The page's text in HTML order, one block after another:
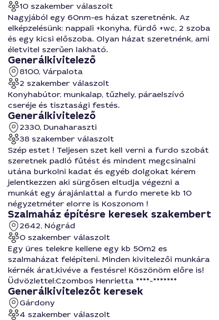
10 szakember válaszolt
Nagyjából egy 60nm-es házat szeretnénk. Az
elképzelésünk: nappali +konyha, fürdő +wc, 2 szoba
és egy kicsi előszoba. Olyan házat szeretnénk, ami
életvitel szerűen lakható.
Generálkivitelező
8100, Várpalota
2 szakember válaszolt
Konyhabútor, munkalap, tűzhely, páraelszívó
cseréje és tisztasági festés.
Generálkivitelező
2330, Dunaharaszti
38 szakember válaszolt
Szép estet ! Teljesen szet kell verni a furdo szobát
szeretnek padló fűtést és mindent megcsinalni
utána burkolni kadat és egyéb dolgokat kérem
jelentkezzen aki sürgősen eltudja végezni a
munkát egy árajánlattal a furdo merete kb 10
négyzetméter elorre is Koszonom !
Szalmaház építésre keresek szakembert
2642, Nógrád
0 szakember válaszolt
Egy üres telekre kellene egy kb 50m2 es
szalmaházat felépíteni. Minden kivitelezői munkára
kérnék árat,kivéve a festésre! Köszönöm előre is!
Üdvözlettel:Czombos Henrietta ****-*******
Generálkivitelezőt keresek
Gárdony
4 szakember válaszolt